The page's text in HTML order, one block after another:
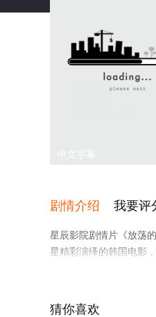
剧情介绍 我要评
星辰影院剧情片《放荡
星精彩演绎的韩国电影
猜你喜欢